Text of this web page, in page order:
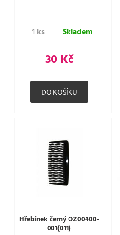
1 ks Skladem
30 Kč
Hřebínek černý OZ00400-
001(011)